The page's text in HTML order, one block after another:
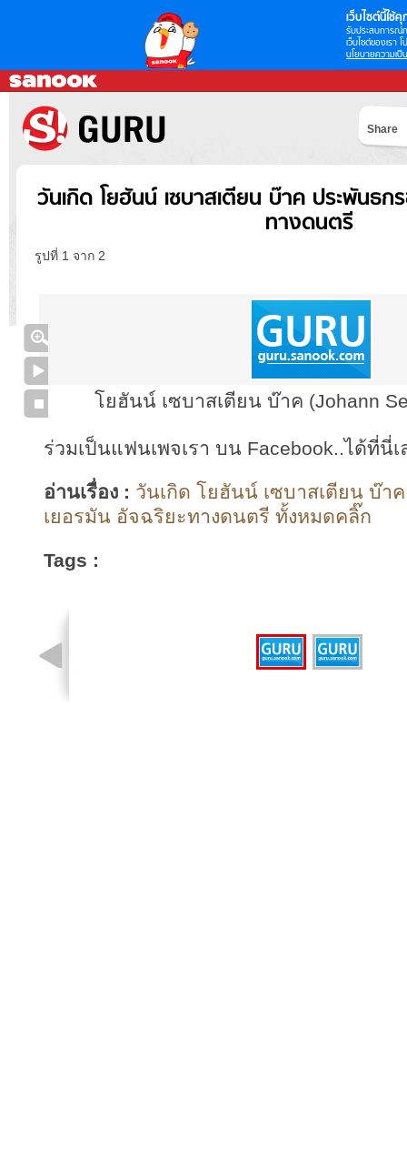
เว็บไซต์นี้ใช้คุ
รับประสบการณ์
เว็บไซต์ของเรา
นโยบายความเป็
Share
วันเกิด โยฮันน์ เซบาสเตียน บ๊าค ประพันธก
ทางดนตรี
รูปที่ 1 จาก 2
โยฮันน์ เซบาสเตียน บ๊าค (Johann
ร่วมเป็นแฟนเพจเรา บน Facebook..ได้ที่นี่เ
อ่านเรื่อง : วันเกิด โยฮันน์ เซบาสเตียน บ๊า
เยอรมัน อัจฉริยะทางดนตรี ทั้งหมดคลิ๊ก
Tags :